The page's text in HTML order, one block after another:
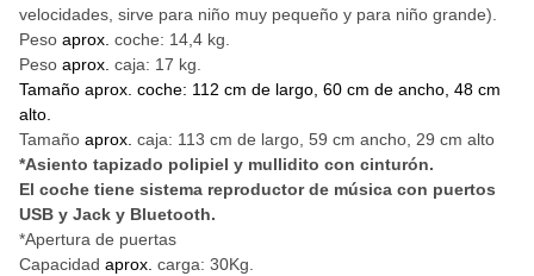
velocidades, sirve para niño muy pequeño y para niño grande).
Peso aprox. coche: 14,4 kg.
Peso aprox. caja: 17 kg.
Tamaño aprox. coche: 112 cm de largo, 60 cm de ancho, 48 cm
alto.
Tamaño aprox. caja: 113 cm de largo, 59 cm ancho, 29 cm alto
*Asiento tapizado polipiel y mullidito con cinturón.
El coche tiene sistema reproductor de música con puertos
USB y Jack y Bluetooth.
*Apertura de puertas
Capacidad aprox. carga: 30Kg.